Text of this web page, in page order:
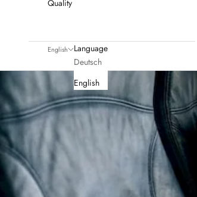
Quality
English
Language
Deutsch
English